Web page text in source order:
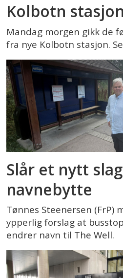
Kolbotn
Mandag morgen gikk de
fra nye Kolbotn stasjon.
Slår et nytt
navnebytte
Tønnes Steenersen (FrP)
ypperlig forslag at
endrer navn til The Well.